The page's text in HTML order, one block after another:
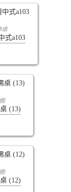
內容
桌
式a103
容
(13)
容
(12)